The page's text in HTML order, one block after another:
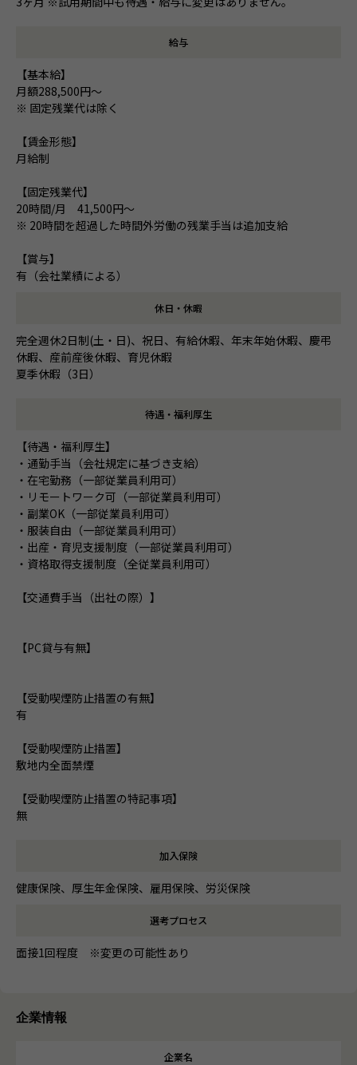
給与
【基本給】
月額288,500円～
※ 固定残業代は除く
【賃金形態】
月給制
【固定残業代】
20時間/月 41,500円～
※ 20時間を超過した時間外労働の残業手当は追加支給
【賞与】
有（会社業績による）
休日・休暇
完全週休2日制(土・日)、祝日、有給休暇、年末年始休暇、慶弔
休暇、産前産後休暇、育児休暇
夏季休暇（3日）
待遇・福利厚生
【待遇・福利厚生】
・通勤手当（会社規定に基づき支給）
・在宅勤務（一部従業員利用可）
・リモートワーク可（一部従業員利用可）
・副業OK（一部従業員利用可）
・服装自由（一部従業員利用可）
・出産・育児支援制度（一部従業員利用可）
・資格取得支援制度（全従業員利用可）
【交通費手当（出社の際）】
【PC貸与有無】
【受動喫煙防止措置の有無】
有
【受動喫煙防止措置】
敷地内全面禁煙
【受動喫煙防止措置の特記事項】
無
加入保険
健康保険、厚生年金保険、雇用保険、労災保険
選考プロセス
面接1回程度 ※変更の可能性あり
企業情報
企業名